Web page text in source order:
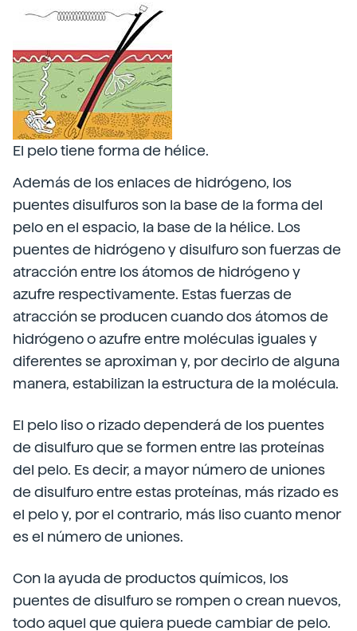
El pelo tiene forma de hélice.
Además de los enlaces de hidrógeno, los
puentes disulfuros son la base de la forma del
pelo en el espacio, la base de la hélice. Los
puentes de hidrógeno y disulfuro son fuerzas de
atracción entre los átomos de hidrógeno y
azufre respectivamente. Estas fuerzas de
atracción se producen cuando dos átomos de
hidrógeno o azufre entre moléculas iguales y
diferentes se aproximan y, por decirlo de alguna
manera, estabilizan la estructura de la molécula.
El pelo liso o rizado dependerá de los puentes
de disulfuro que se formen entre las proteínas
del pelo. Es decir, a mayor número de uniones
de disulfuro entre estas proteínas, más rizado es
el pelo y, por el contrario, más liso cuanto menor
es el número de uniones.
Con la ayuda de productos químicos, los
puentes de disulfuro se rompen o crean nuevos,
todo aquel que quiera puede cambiar de pelo.